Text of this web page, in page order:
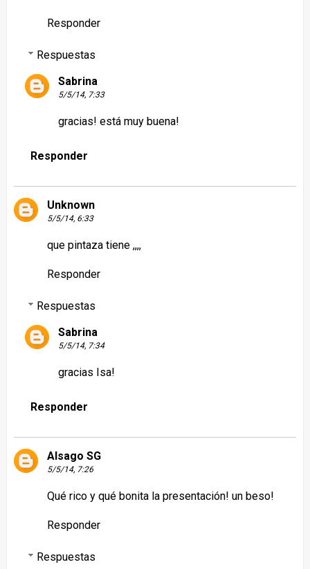
Responder
Respuestas
Sabrina
5/5/14, 7:33
gracias! está muy buena!
Responder
Unknown
5/5/14, 6:33
que pintaza tiene ,,,,
Responder
Respuestas
Sabrina
5/5/14, 7:34
gracias Isa!
Responder
Alsago SG
5/5/14, 7:26
Qué rico y qué bonita la presentación! un beso!
Responder
Respuestas